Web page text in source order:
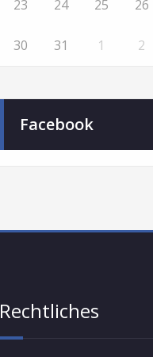
23 24 25 26
30 31 1 2
Facebook
Rechtliches